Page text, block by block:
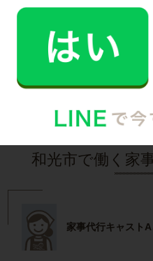
す！
インタビ
和光市で働く家
家事代行キャスト